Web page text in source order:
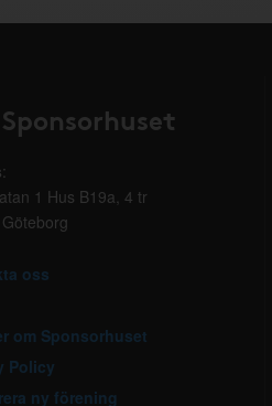
:
1 Hus B19a, 4 tr
oss
om Sponsorhuset
Policy
ny förening